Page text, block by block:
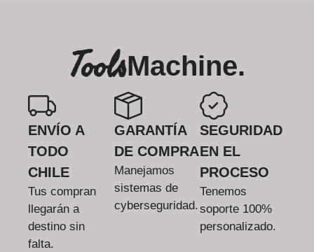
ToolsMachine.
ENVÍO A
TODO
CHILE
Tus compran
llegarán a
destino sin
falta.
GARANTÍA
DE COMPRA
Manejamos
sistemas de
cyberseguridad.
SEGURIDAD
EN EL
PROCESO
Tenemos
soporte 100%
personalizado.